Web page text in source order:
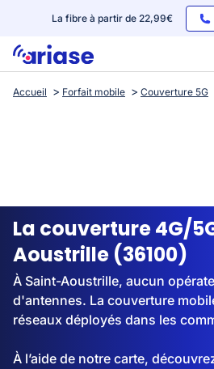
La fibre à partir de 22,99€
Box internet
Streaming
Accueil Forfait mobile Couverture 5G
La couverture 4G/
Aoustrille (36100)
À Saint-Aoustrille, aucun
d'antennes. La couverture
réseaux déployés dans les
À l’aide de notre carte,